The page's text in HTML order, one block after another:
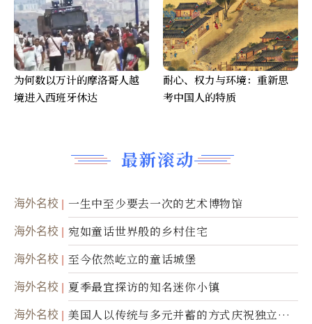
最新滚动
海外名校 一生中至少要去一次的艺术博物馆
海外名校 宛如童话世界般的乡村住宅
海外名校 至今依然屹立的童话城堡
海外名校 夏季最宜探访的知名迷你小镇
海外名校
美国人以传统与多元并蓄的方式庆祝独立日2
为何数以万计的摩洛哥人越
境进入西班牙休达
耐心、权力与环境：重新思
考中国人的特质